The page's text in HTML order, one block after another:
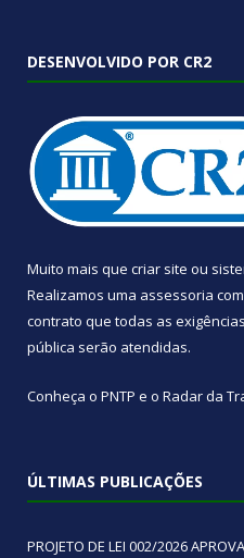
DESENVOLVIDO POR CR2
Muito mais que criar site ou
Realizamos uma assessoria
contrato que todas as
pública serão atendidas.
Conheça o PNTP e o Radar da
ÚLTIMAS PUBLICAÇÕES
PROJETO DE LEI 002/2026